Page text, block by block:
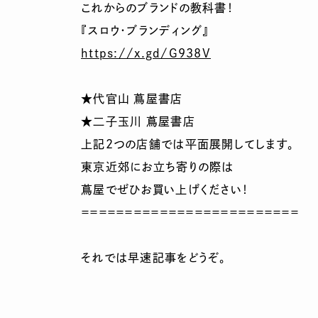
これからのブランドの教科書！
『スロウ・ブランディング』
https://x.gd/G938V
★代官山 蔦屋書店
★二子玉川 蔦屋書店
上記2つの店舗では平面展開してします。
東京近郊にお立ち寄りの際は
蔦屋でぜひお買い上げください！
＝＝＝＝＝＝＝＝＝＝＝＝＝＝＝＝＝＝＝＝＝＝＝＝＝
それでは早速記事をどうぞ。